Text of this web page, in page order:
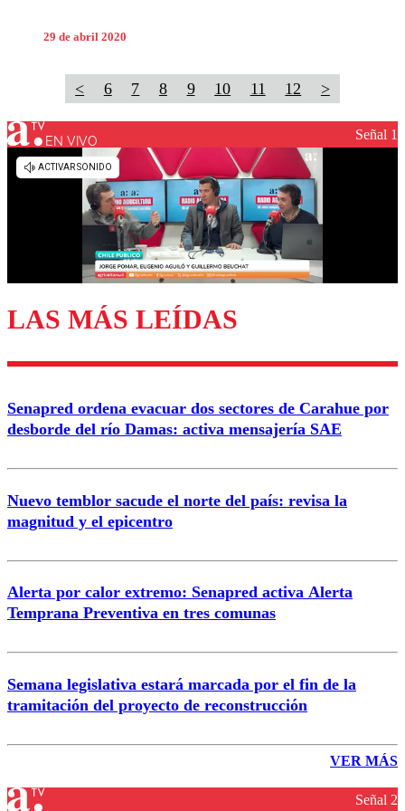
29 de abril 2020
< 6 7 8 9 10 11 12 >
EN VIVO Señal 1
LAS MÁS LEÍDAS
Senapred ordena evacuar dos sectores de Carahue por
desborde del río Damas: activa mensajería SAE
Nuevo temblor sacude el norte del país: revisa la
magnitud y el epicentro
Alerta por calor extremo: Senapred activa Alerta
Temprana Preventiva en tres comunas
Semana legislativa estará marcada por el fin de la
tramitación del proyecto de reconstrucción
VER MÁS
Señal 2